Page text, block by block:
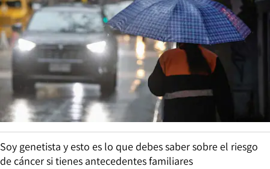
Soy genetista y esto es lo que debes saber sobre el riesgo
de cáncer si tienes antecedentes familiares